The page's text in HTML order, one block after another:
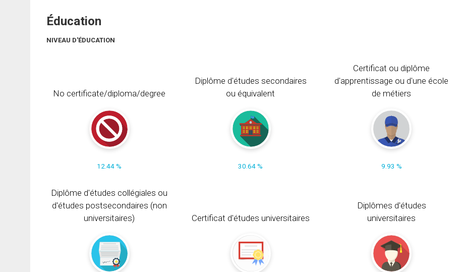
Éducation
NIVEAU D'ÉDUCATION
No certificate/diploma/degree
12.44 %
Diplôme d'études secondaires
ou équivalent
30.64 %
Certificat ou diplôme
d'apprentissage ou d'une école
de métiers
9.93 %
Diplôme d'études collégiales ou
d'études postsecondaires (non
universitaires)
Certificat d'études universitaires
Diplômes d'études
universitaires